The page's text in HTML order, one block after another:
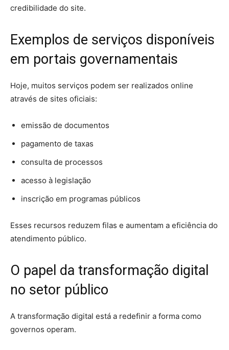
credibilidade do site.
Exemplos de serviços disponíveis
em portais governamentais
Hoje, muitos serviços podem ser realizados online
através de sites oficiais:
emissão de documentos
pagamento de taxas
consulta de processos
acesso à legislação
inscrição em programas públicos
Esses recursos reduzem filas e aumentam a eficiência do
atendimento público.
O papel da transformação digital
no setor público
A transformação digital está a redefinir a forma como
governos operam.